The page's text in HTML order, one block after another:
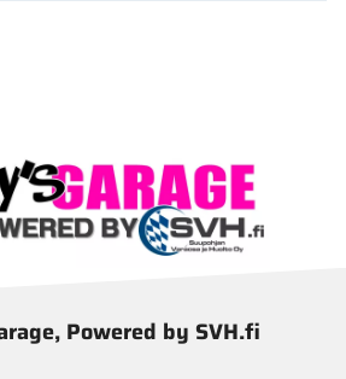
Powered by SVH.fi